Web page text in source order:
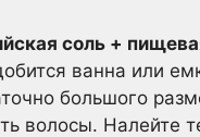
соль +
ванна или
большого
волосы. Налейте